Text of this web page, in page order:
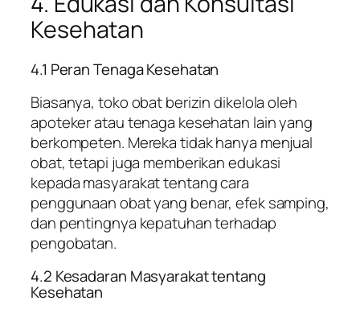
Kesehatan
4.1 Peran Tenaga Kesehatan
Biasanya, toko obat berizin dikelola oleh
apoteker atau tenaga kesehatan lain yang
berkompeten. Mereka tidak hanya menjual
obat, tetapi juga memberikan edukasi
kepada masyarakat tentang cara
penggunaan obat yang benar, efek samping,
dan pentingnya kepatuhan terhadap
pengobatan.
4.2 Kesadaran Masyarakat tentang
Kesehatan